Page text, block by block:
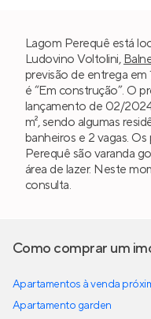
Lagom Perequê está
Ludovino Voltolini,
previsão de entrega
é “Em construção”. O
lançamento de 02/
m², sendo algumas
banheiros e 2 vagas.
Perequê são varanda
área de lazer. Neste
consulta.
Como comprar um
Apartamentos à venda
Apartamento garden